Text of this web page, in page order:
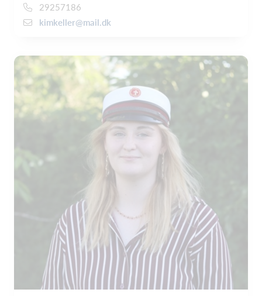
29257186
kimkeller@mail.dk